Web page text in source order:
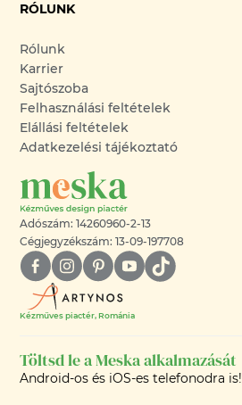
RÓLUNK
Rólunk
Karrier
Sajtószoba
Felhasználási feltételek
Elállási feltételek
Adatkezelési tájékoztató
Adószám: 14260960-2-13
Cégjegyzékszám: 13-09-197708
Kézműves piactér, Románia
Töltsd le a Meska alkalmazását
Android-os és iOS-es telefonodra is!